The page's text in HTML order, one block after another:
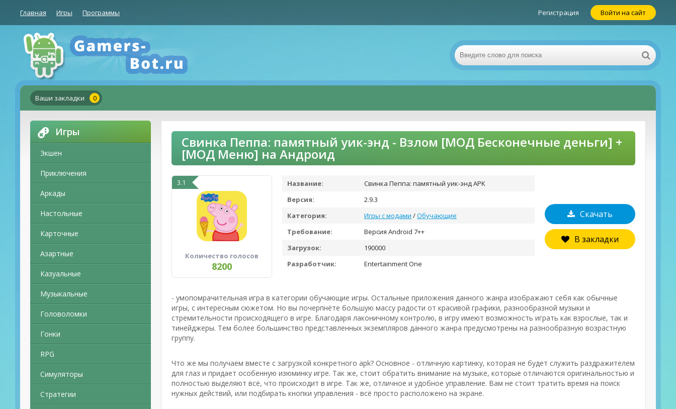
Главная Игры Программы Регистрация Войти на сайт
Ваши закладки 0
Игры
Экшен
Приключения
Аркады
Настольные
Карточные
Азартные
Казуальные
Музыкальные
Головоломки
Гонки
RPG
Симуляторы
Стратегии
Свинка Пеппа: памятный уик-энд - Взлом [МОД Бесконечные деньги] +
[МОД Меню] на Андроид
3.1
Количество голосов
8200
Скачать
В закладки
Название:
Свинка Пеппа: памятный уик-энд APK
Версия:
2.9.3
Категория:
Игры с модами /Обучающие
Требование:
Версия Android 7++
Загрузок:
190000
Разработчик:
Entertainment One
- умопомрачительная игра в категории обучающие игры. Остальные приложения данного жанра изображают себя как обычные
игры, с интересным сюжетом. Но вы почерпнёте большую массу радости от красивой графики, разнообразной музыки и
стремительности происходящего в игре. Благодаря лаконичному контролю, в игру имеют возможность играть как взрослые, так и
тинейджеры. Тем более большинство представленных экземпляров данного жанра предусмотрены на разнообразную возрастную
группу.
Что же мы получаем вместе с загрузкой конкретного apk? Основное - отличную картинку, которая не будет служить раздражителем
для глаз и придает особенную изюминку игре. Так же, стоит обратить внимание на музыке, которые отличаются оригинальностью и
полностью выделяют всё, что происходит в игре. Так же, отличное и удобное управление. Вам не стоит тратить время на поиск
нужных действий, или подбирать кнопки управления - всё просто расположено на экране.